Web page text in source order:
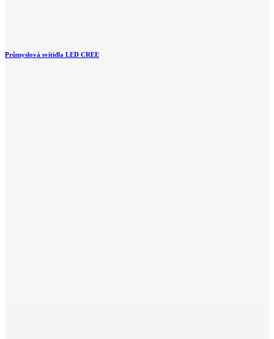
Průmyslová svítidla LED CREE